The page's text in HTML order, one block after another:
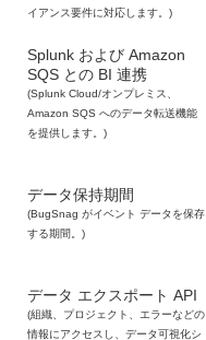
イアンス要件に対応します。)
Splunk および Amazon
SQS との BI 連携
(Splunk Cloud/オンプレミス、
Amazon SQS へのデータ転送機能
を提供します。)
データ保持期間
(BugSnag がイベント データを保存
する期間。)
データ エクスポート API
(組織、プロジェクト、エラーなどの
情報にアクセスし、データ可視化シ